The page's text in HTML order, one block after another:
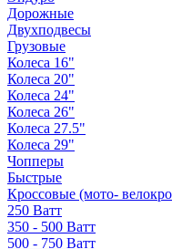
Дорожные
Двухподвесы
Грузовые
Колеса 16"
Колеса 20"
Колеса 24"
Колеса 26"
Колеса 27.5"
Колеса 29"
Чопперы
Быстрые
Кроссовые (мото-
250 Ватт
350 - 500 Ватт
500 - 750 Ватт